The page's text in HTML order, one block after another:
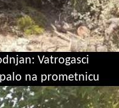
Vatrogasci
na prometnicu